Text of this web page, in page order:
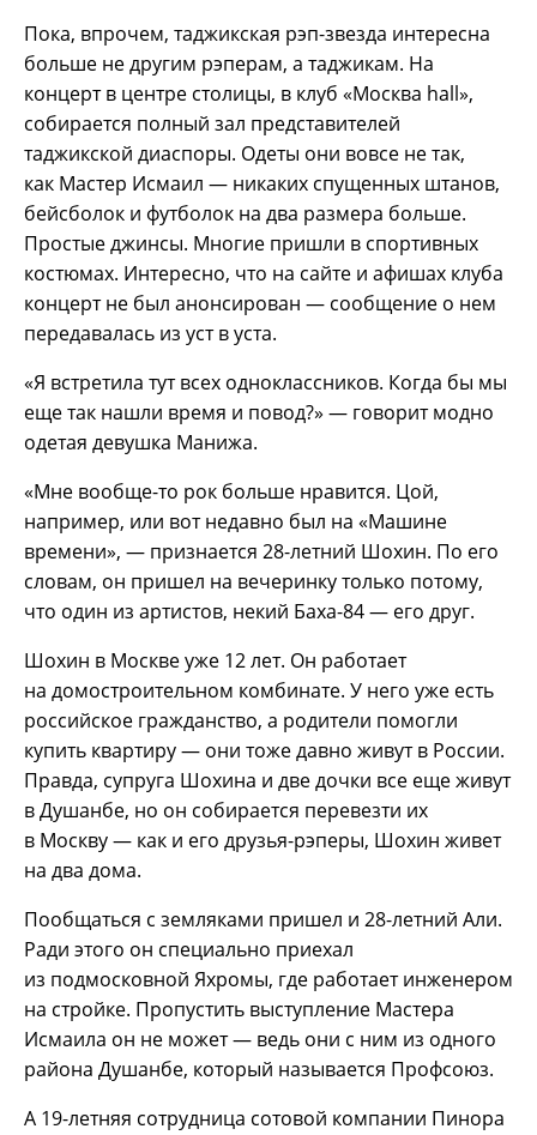
Пока, впрочем, таджикская рэп-звезда интересна
больше не другим рэперам, а таджикам. На
концерт в центре столицы, в клуб «Москва hall»,
собирается полный зал представителей
таджикской диаспоры. Одеты они вовсе не так,
как Мастер Исмаил — никаких спущенных штанов,
бейсболок и футболок на два размера больше.
Простые джинсы. Многие пришли в спортивных
костюмах. Интересно, что на сайте и афишах клуба
концерт не был анонсирован — сообщение о нем
передавалась из уст в уста.
«Я встретила тут всех одноклассников. Когда бы мы
еще так нашли время и повод?» — говорит модно
одетая девушка Манижа.
«Мне вообще-то рок больше нравится. Цой,
например, или вот недавно был на «Машине
времени», — признается 28-летний Шохин. По его
словам, он пришел на вечеринку только потому,
что один из артистов, некий Баха-84 — его друг.
Шохин в Москве уже 12 лет. Он работает
на домостроительном комбинате. У него уже есть
российское гражданство, а родители помогли
купить квартиру — они тоже давно живут в России.
Правда, супруга Шохина и две дочки все еще живут
в Душанбе, но он собирается перевезти их
в Москву — как и его друзья-рэперы, Шохин живет
на два дома.
Пообщаться с земляками пришел и 28-летний Али.
Ради этого он специально приехал
из подмосковной Яхромы, где работает инженером
на стройке. Пропустить выступление Мастера
Исмаила он не может — ведь они с ним из одного
района Душанбе, который называется Профсоюз.
А 19-летняя сотрудница сотовой компании Пинора